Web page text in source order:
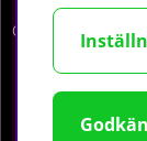
© 2026